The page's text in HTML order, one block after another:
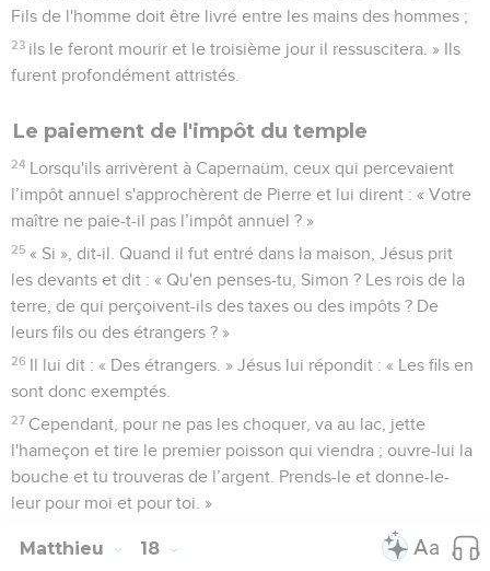
Fils de l'homme doit être livré entre les mains des hommes ;
23 ils le feront mourir et le troisième jour il ressuscitera. » Ils
furent profondément attristés.
Le paiement de l'impôt du temple
24 Lorsqu'ils arrivèrent à Capernaüm, ceux qui percevaient
l’impôt annuel s'approchèrent de Pierre et lui dirent : « Votre
maître ne paie-t-il pas l’impôt annuel ? »
25 « Si », dit-il. Quand il fut entré dans la maison, Jésus prit
les devants et dit : « Qu'en penses-tu, Simon ? Les rois de la
terre, de qui perçoivent-ils des taxes ou des impôts ? De
leurs fils ou des étrangers ? »
26 Il lui dit : « Des étrangers. » Jésus lui répondit : « Les fils en
sont donc exemptés.
27 Cependant, pour ne pas les choquer, va au lac, jette
l'hameçon et tire le premier poisson qui viendra ; ouvre-lui la
bouche et tu trouveras de l’argent. Prends-le et donne-le-
leur pour moi et pour toi. »
Matthieu 18